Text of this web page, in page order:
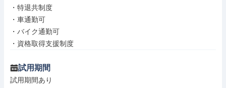
・特退共制度
・車通勤可
・バイク通勤可
・資格取得支援制度
試用期間
試用期間あり